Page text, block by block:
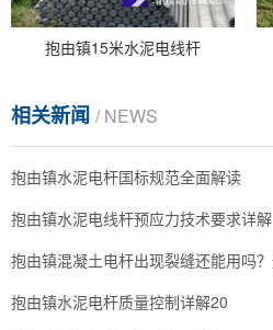
抱由镇15米水泥电线杆
相关新闻 / NEWS
抱由镇水泥电杆国标规范全面解读
抱由镇水泥电线杆预应力技术要求详解
抱由镇水泥电杆质量控制详解20